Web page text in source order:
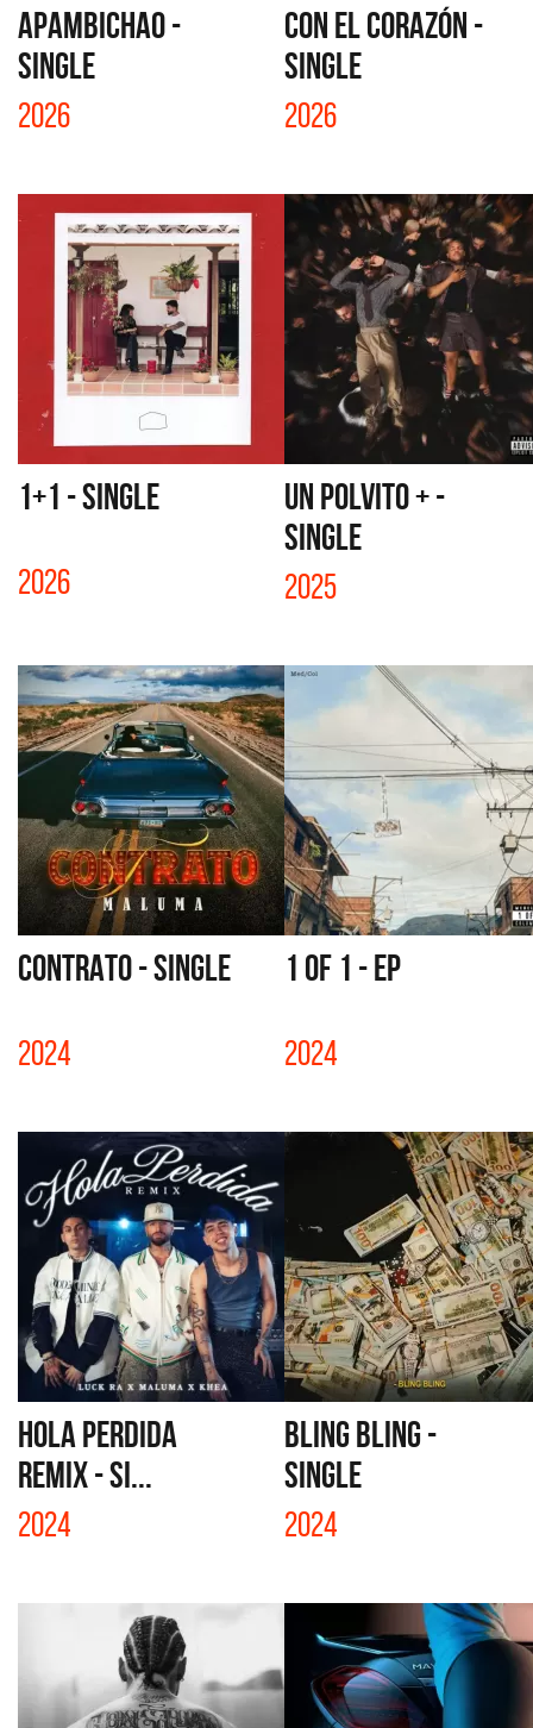
APAMBICHAO -
SINGLE
2026
CON EL CORAZÓN -
SINGLE
2026
1+1 - SINGLE
2026
UN POLVITO + -
SINGLE
2025
CONTRATO - SINGLE
2024
1 OF 1 - EP
2024
HOLA PERDIDA
REMIX - SI...
2024
BLING BLING -
SINGLE
2024